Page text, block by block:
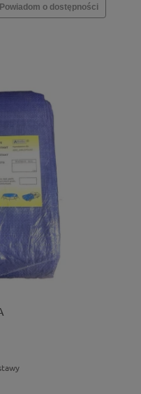
Powiadom o dostępności